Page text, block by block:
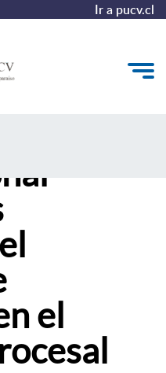
Ir a pucv.cl
el